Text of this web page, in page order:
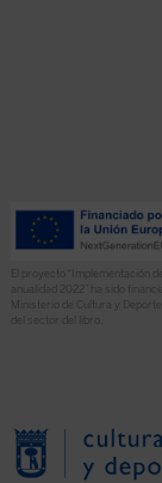
El proyecto “Implementación
anualidad 2022” ha sido
Ministerio de Cultura y
del sector del libro.